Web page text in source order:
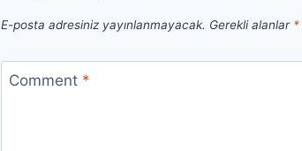
E-posta adresiniz yayınlanmayacak. Gerekli alanlar *
Comment *